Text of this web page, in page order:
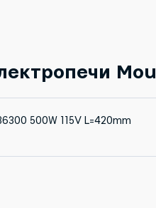
500W 115V L=420mm